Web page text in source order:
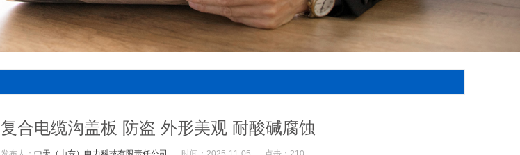
复合电缆沟盖板 防盗 外形美观 耐酸碱腐蚀